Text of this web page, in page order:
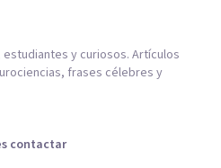
y curiosos. Artículos
frases célebres y
contactar